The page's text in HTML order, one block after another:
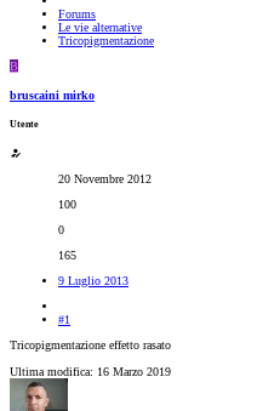
Forums
Le vie alternative
Tricopigmentazione
B
bruscaini mirko
Utente
20 Novembre 2012
100
0
165
9 Luglio 2013
#1
Tricopigmentazione effetto rasato
Ultima modifica: 16 Marzo 2019